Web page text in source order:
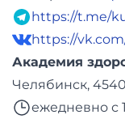
https://t.me/
https://
Академия
Челябинск,
ежедневно с